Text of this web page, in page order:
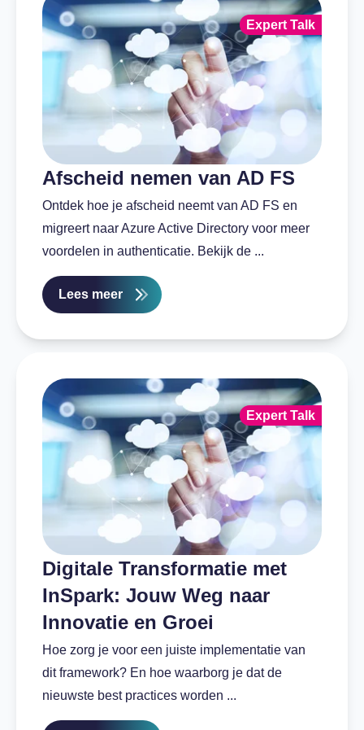
Afscheid nemen van AD FS
Ontdek hoe je afscheid neemt van AD FS en
migreert naar Azure Active Directory voor meer
voordelen in authenticatie. Bekijk de ...
Lees meer
Expert Talk
Digitale Transformatie met
InSpark: Jouw Weg naar
Innovatie en Groei
Hoe zorg je voor een juiste implementatie van
dit framework? En hoe waarborg je dat de
nieuwste best practices worden ...
Expert Talk